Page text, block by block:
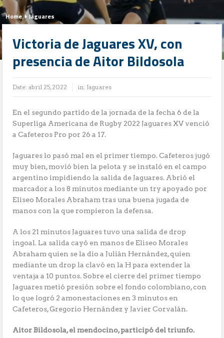
Home Jaguares
Victoria de Jaguares XV, con
presencia de Aitor Bildosola
Date:abril 25, 2022 in: Jaguares
En el segundo partido de la jornada de la fecha 6 de la
Superliga Americana de Rugby 2022 Jaguares XV venció
a Cafeteros Pro por 26 a 17.
Jaguares lo pasó mal en el primer tiempo. Cafeteros jugó
muy bien, movió bien la pelota y se instaló en el campo
argentino impidiendo la salida de Jaguares. Abrió el
marcador a los 8 minutos mediante un try apoyado por
Eliseo Morales Abraham tras una buena jugada de
manos con la que rompieron la defensa.
A los 21 minutos Jaguares tuvo una salida de drop
ingoal. La salida cayó en manos de Eliseo Morales
Abraham quien se la dio a Julián Hernández, quien
mediante un drop la clavó en la H para extender la
ventaja a 10 puntos. Sobre el cierre del primer tiempo
Jaguares metió presión sobre el fondo colombiano, con
lo que logró 2 amonestaciones en 3 minutos en
Cafeteros, Gregorio Hernández y Javier Corvalán.
Aitor Bildosola, el mendocino, participó del triunfo.